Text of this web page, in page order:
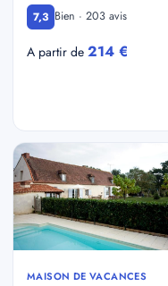
7,3 Bien · 203 avis
A partir de 214 €
MAISON DE VACANCES